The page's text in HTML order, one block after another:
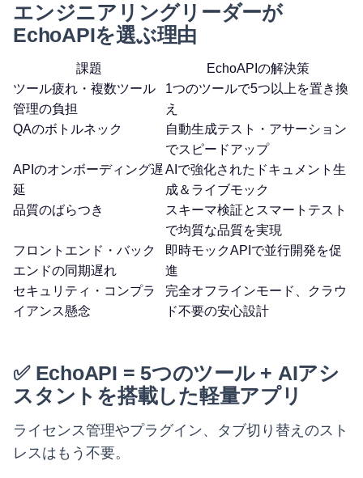
エンジニアリングリーダーが
EchoAPIを選ぶ理由
課題
EchoAPIの解決策
ツール疲れ・複数ツール
管理の負担
1つのツールで5つ以上を置き換
え
QAのボトルネック
自動生成テスト・アサーション
でスピードアップ
APIのオンボーディング遅
延
AIで強化されたドキュメント生
成＆ライブモック
品質のばらつき
スキーマ検証とスマートテスト
で均質な品質を実現
フロントエンド・バック
エンドの同期遅れ
即時モックAPIで並行開発を促
進
セキュリティ・コンプラ
イアンス懸念
完全オフラインモード、クラウ
ド不要の安心設計
✅ EchoAPI = 5つのツール + AIアシ
スタントを搭載した軽量アプリ
ライセンス管理やプラグイン、タブ切り替えのスト
レスはもう不要。